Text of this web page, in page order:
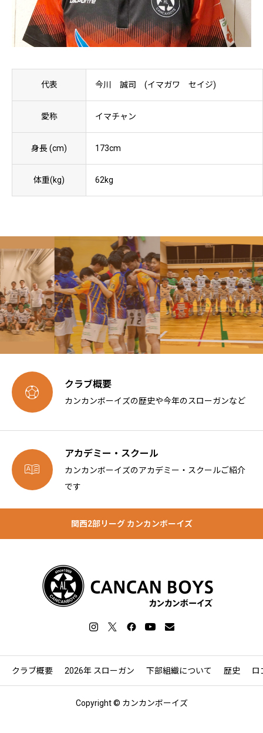
代表 今川 誠司 (イマガワ セイジ)
愛称 イマチャン
身長 (cm) 173cm
体重(kg) 62kg
 クラブ概要
カンカンボーイズの歴史や今年のスローガンなど

アカデミー・スクール
カンカンボーイズのアカデミー・スクールご紹介
です
関西2部リーグ カンカンボーイズ
クラブ概要 2026年 スローガン 下部組織について 歴史 ロ
Copyright © カンカンボーイズ